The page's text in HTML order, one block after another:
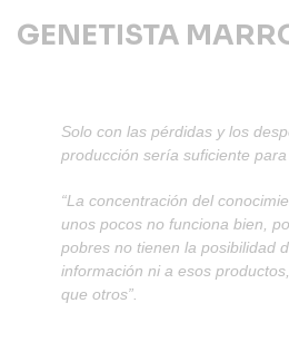
GENETISTA
Solo con las pérdidas y los
producción sería suficiente para
“La concentración del
unos pocos no funciona bien,
pobres no tienen la posibilidad
información ni a esos
que otros”.